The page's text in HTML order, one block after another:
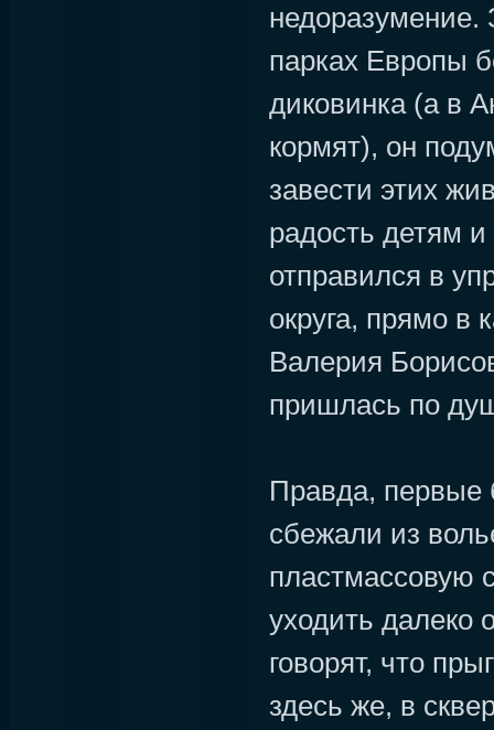
недоразумение.
парках Европы
диковинка (а в
кормят), он
завести этих
радость детям
отправился в
округа, прямо в
Валерия
пришлась по
Правда, первые
сбежали из
пластмассовую
уходить далеко
говорят, что
здесь же, в